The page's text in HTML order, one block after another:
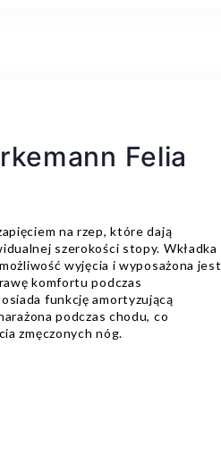
Felia
na rzep, które dają
szerokości stopy. Wkładka
wyjęcia i wyposażona jest
komfortu podczas
funkcję amortyzującą
podczas chodu, co
zmęczonych nóg.